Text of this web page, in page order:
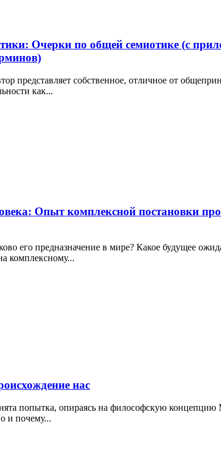
Очерки по общей семиотике (с
представляет собственное, отличное от
как...
Опыт комплексной постановки
его предназначение в мире? Какое будущее
комплексному...
нас
попытка, опираясь на философскую концепцию
и почему...